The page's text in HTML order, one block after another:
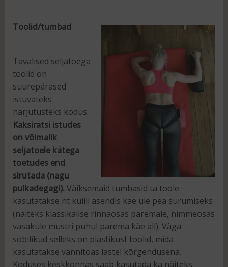
Toolid/tumbad
Tavalised seljatoega
toolid on
suurepärased
istuvateks
harjutusteks kodus.
Kaksiratsi istudes
on võimalik
seljatoele kätega
toetudes end
sirutada (nagu
pulkadegagi). Väiksemaid tumbasid ta toole
kasutatakse nt külili asendis käe üle pea surumiseks
(näiteks klassikalise rinnaosas paremale, nimmeosas
vasakule mustri puhul parema käe all). Väga
sobilikud selleks on plastikust toolid, mida
kasutatakse vannitoas lastel kõrgendusena.
Koduses keskkonnas saab kasutada ka näiteks